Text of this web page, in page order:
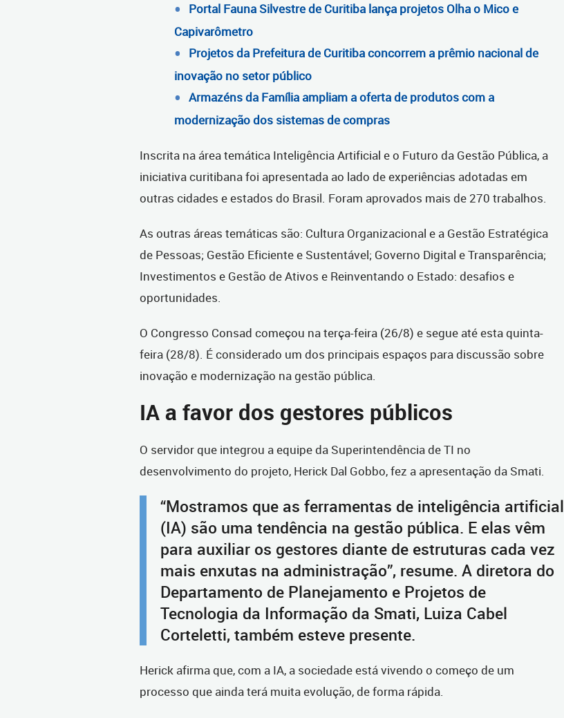
Portal Fauna Silvestre de Curitiba lança projetos Olha o Mico e
Capivarômetro
Projetos da Prefeitura de Curitiba concorrem a prêmio nacional de
inovação no setor público
Armazéns da Família ampliam a oferta de produtos com a
modernização dos sistemas de compras
Inscrita na área temática Inteligência Artificial e o Futuro da Gestão Pública, a
iniciativa curitibana foi apresentada ao lado de experiências adotadas em
outras cidades e estados do Brasil. Foram aprovados mais de 270 trabalhos.
As outras áreas temáticas são: Cultura Organizacional e a Gestão Estratégica
de Pessoas; Gestão Eficiente e Sustentável; Governo Digital e Transparência;
Investimentos e Gestão de Ativos e Reinventando o Estado: desafios e
oportunidades.
O Congresso Consad começou na terça-feira (26/8) e segue até esta quinta-
feira (28/8). É considerado um dos principais espaços para discussão sobre
inovação e modernização na gestão pública.
IA a favor dos gestores públicos
O servidor que integrou a equipe da Superintendência de TI no
desenvolvimento do projeto, Herick Dal Gobbo, fez a apresentação da Smati.
“Mostramos que as ferramentas de inteligência artificial
(IA) são uma tendência na gestão pública. E elas vêm
para auxiliar os gestores diante de estruturas cada vez
mais enxutas na administração”, resume. A diretora do
Departamento de Planejamento e Projetos de
Tecnologia da Informação da Smati, Luiza Cabel
Corteletti, também esteve presente.
Herick afirma que, com a IA, a sociedade está vivendo o começo de um
processo que ainda terá muita evolução, de forma rápida.